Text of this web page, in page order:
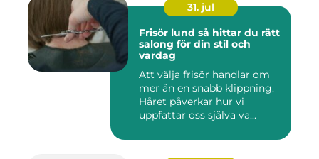
31. jul
Frisör lund så hittar du rätt
salong för din stil och
vardag
Att välja frisör handlar om
mer än en snabb klippning.
Håret påverkar hur vi
uppfattar oss själva va...